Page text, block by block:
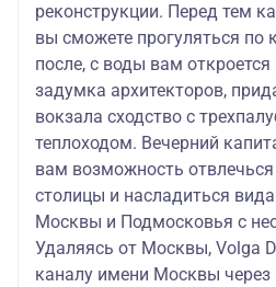
реконструкции. Перед тем
вы сможете прогуляться по
после, с воды вам откроется
задумка архитекторов,
вокзала сходство с
теплоходом. Вечерний
вам возможность
столицы и насладиться
Москвы и Подмосковья с
Удаляясь от Москвы, Volga
каналу имени Москвы через